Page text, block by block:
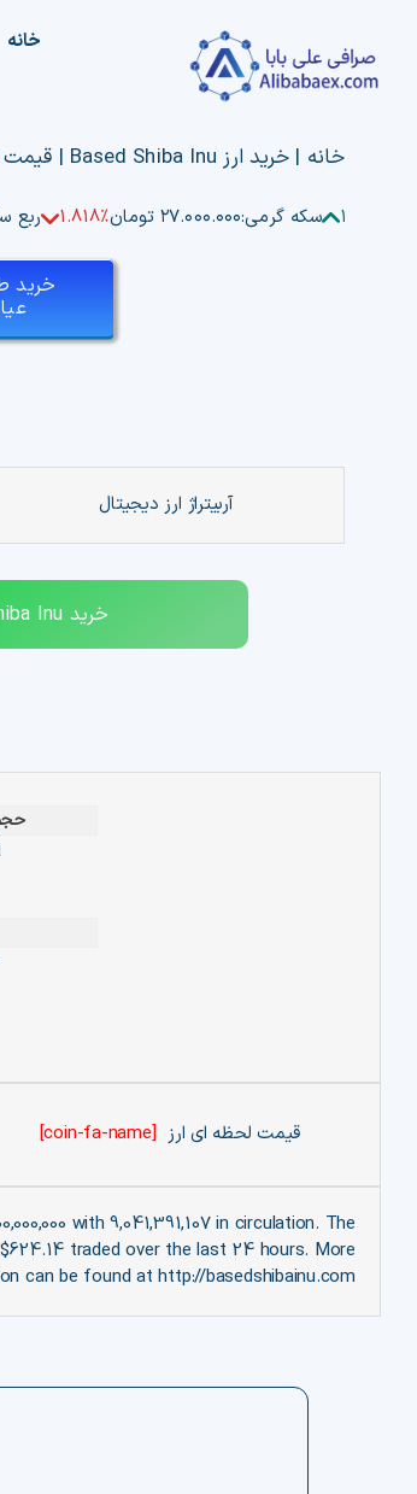
content
خانه
خانه | خرید ارز Based Shiba Inu | قیمت ارز Based Shiba Inu | فروش Based Shiba Inu
1.803% سکه گرمی:۲۷.۰۰۰.۰۰۰ تومان 1.818% ربع
آربیتراژ ارز دیجیتال
خرید Inu
قیمت لحظه ای ارز [coin-fa-name]
with 9,041,391,107 in circulation. The
traded over the last 24 hours. More
can be found at http://basedshibainu.com/.